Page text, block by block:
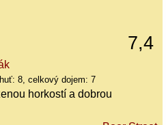
7,4
8, celkový dojem: 7
horkostí a dobrou